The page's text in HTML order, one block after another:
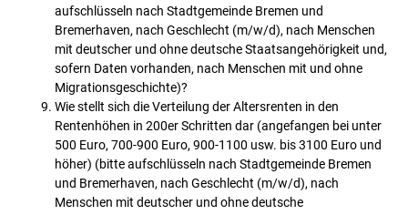
aufschlüsseln nach Stadtgemeinde Bremen und
Bremerhaven, nach Geschlecht (m/w/d), nach Menschen
mit deutscher und ohne deutsche Staatsangehörigkeit und,
sofern Daten vorhanden, nach Menschen mit und ohne
Migrationsgeschichte)?
Wie stellt sich die Verteilung der Altersrenten in den
Rentenhöhen in 200er Schritten dar (angefangen bei unter
500 Euro, 700-900 Euro, 900-1100 usw. bis 3100 Euro und
höher) (bitte aufschlüsseln nach Stadtgemeinde Bremen
und Bremerhaven, nach Geschlecht (m/w/d), nach
Menschen mit deutscher und ohne deutsche